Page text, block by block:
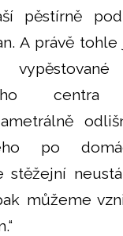
pěstírně pod
A právě
centra
po
stěžejní
můžeme